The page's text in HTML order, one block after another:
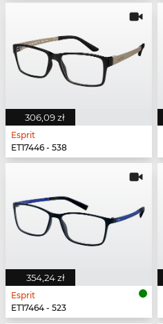
306,09 zł
Esprit
ET17446 - 538
354,24 zł
Esprit
ET17464 - 523